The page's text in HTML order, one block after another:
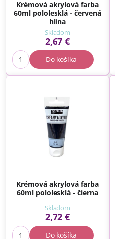
Krémová akrylová farba
60ml pololesklá - červená
hlina
Skladom
2,67 €
Do košíka
Krémová akrylová farba
60ml pololesklá - čierna
Skladom
2,72 €
Do košíka